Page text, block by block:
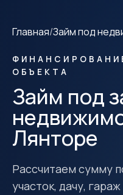
Главная/Займ под
ОБЪЕКТА
Займ под
Лянторе
Рассчитаем сумму
участок, дачу,